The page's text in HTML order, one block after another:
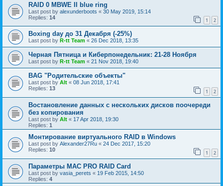
RAID 0 MBWE II blue ring
Last post by alexunderboots « 30 May 2019, 15:14
Replies: 14 1 2
Boxing day до 31 Декабря (-25%)
Last post by R-tt Team « 26 Dec 2018, 13:35
Черная Пятница и Киберпонедельник: 21-28 Ноября
Last post by R-tt Team « 21 Nov 2018, 19:40
BAG "Родительские объекты"
Last post by Alt « 08 Jun 2018, 17:41
Replies: 13 1 2
Востановление данных с нескольких дисков поочереди
без копирования
Last post by Alt « 17 Apr 2018, 19:30
Replies: 1
Монтирование виртуального RAID в Windows
Last post by Alexander27Ru « 24 Dec 2017, 15:20
Replies: 10 1 2
Параметры МАС PRO RAID Card
Last post by vasia_perets « 19 Feb 2015, 14:50
Replies: 4